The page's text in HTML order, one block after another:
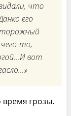
что
его
то,
вот
время грозы.